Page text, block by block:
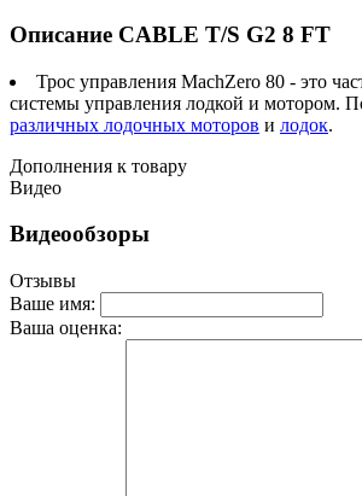
Описание CABLE T/S G2 8 FT
Трос управления MachZero 80 - это
системы управления лодкой и мотором.
различных лодочных моторов и лодок.
Дополнения к товару
Видео
Видеообзоры
Отзывы
Ваше имя:
Ваша оценка: